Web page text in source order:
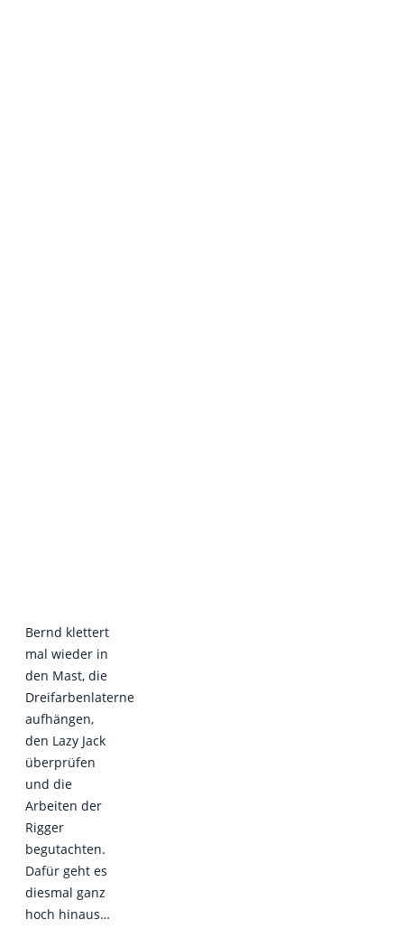
Bernd klettert
mal wieder in
den Mast, die
Dreifarbenlaterne
aufhängen,
den Lazy Jack
überprüfen
und die
Arbeiten der
Rigger
begutachten.
Dafür geht es
diesmal ganz
hoch hinaus…